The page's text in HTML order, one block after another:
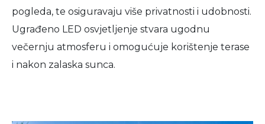
pogleda, te osiguravaju više privatnosti i udobnosti.
Ugrađeno LED osvjetljenje stvara ugodnu
večernju atmosferu i omogućuje korištenje terase
i nakon zalaska sunca.